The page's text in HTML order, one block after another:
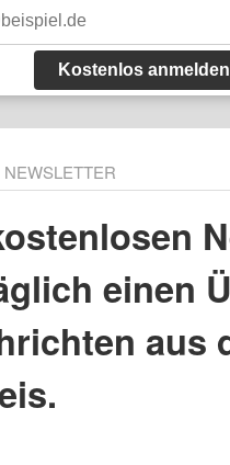
Kostenlos anmelden
einen
aus